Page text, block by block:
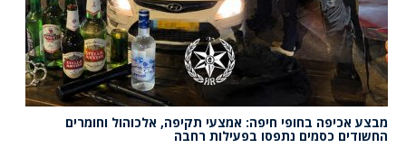
מבצע אכיפה בחופי חיפה: אמצעי תקיפה, אלכוהול וחומרים
החשודים כסמים נתפסו בפעילות רחבה